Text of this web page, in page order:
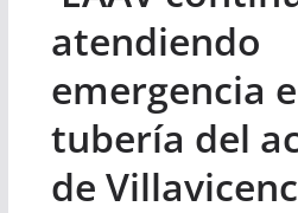
atendiendo
emergencia
tubería del
de